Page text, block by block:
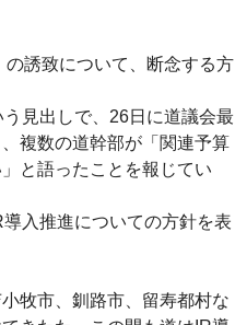
誘致について、断念する方
見出しで、26日に道議会最
複数の道幹部が「関連予算
と語ったことを報じてい
入推進についての方針を表
牧市、釧路市、留寿都村な